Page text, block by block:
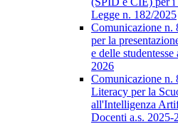
Legge n. 182/2025
Comunicazione n.
per la
e delle
2026
Comunicazione
Literacy per la
all'Intelligenza
Docenti a.s. 2025-